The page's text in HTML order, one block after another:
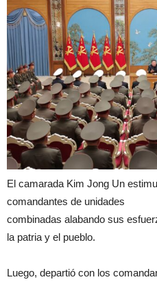
El camarada Kim Jong Un
comandantes de unidades
combinadas alabando sus
la patria y el pueblo.
Luego, departió con los